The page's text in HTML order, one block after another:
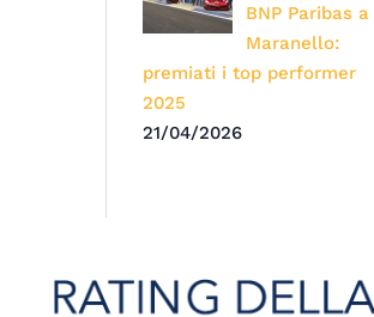
BNP Paribas a
Maranello:
premiati i top performer
2025
21/04/2026